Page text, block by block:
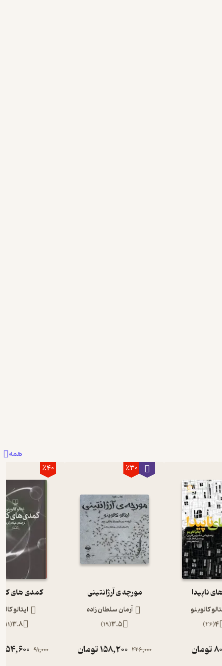
همه
ناپیدا
کالوینو
4
(
26
)
تومان
٪30
مورچه ی آرژانتینی
آرمان سلطان زاده
3.5
(
19
)
226,000
158,200تومان
٪40
کمدی های
ایتالو
3.8
(
11
91,000
54,600